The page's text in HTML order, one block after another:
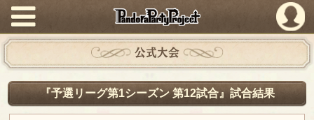
PandoraPartyProject
公式大会
『予選リーグ第1シーズン 第12試合』試合結果